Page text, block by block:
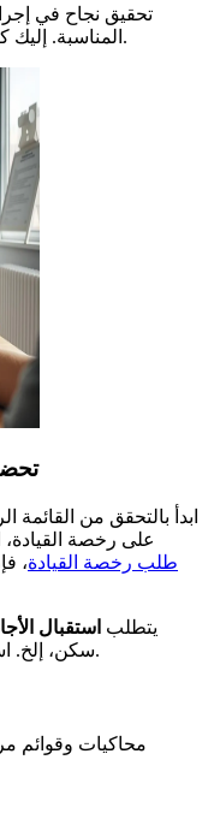
تحقيق نجاح في
المناسبة. إليك كيفية زيادة الكفاءة وتجنب الأخطاء الشائعة.
ابدأ بالتحقق من
على رخصة
طلب رخصة القيادة،
يتطلب استقبال
سكن، إلخ. استشر الموارد عبر الإنترنت لتجنب النسيان.